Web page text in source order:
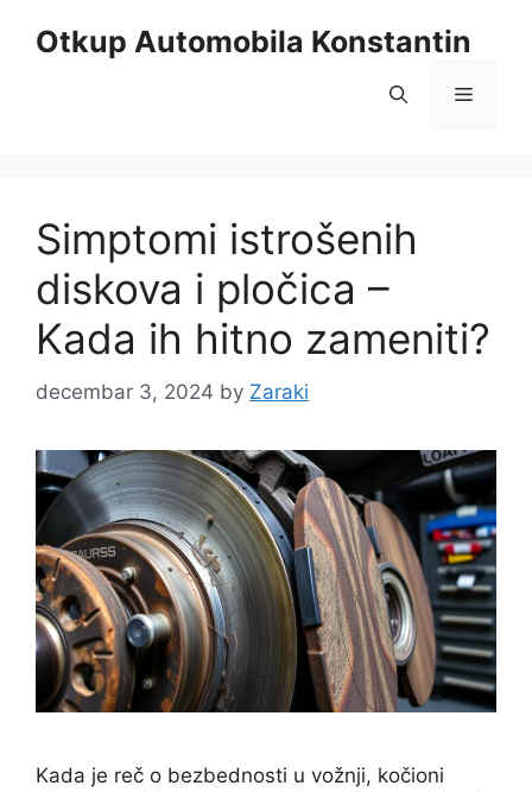
Otkup Automobila Konstantin
Menu
Simptomi istrošenih
diskova i pločica –
Kada ih hitno zameniti?
decembar 3, 2024 by Zaraki
Kada je reč o bezbednosti u vožnji, kočioni